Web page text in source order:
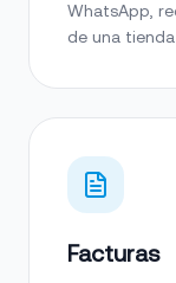
WhatsApp,
de una tienda
Facturas